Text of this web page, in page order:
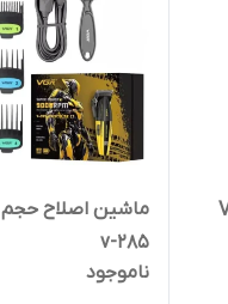
ماشین اصلاح
v-285
ناموجود